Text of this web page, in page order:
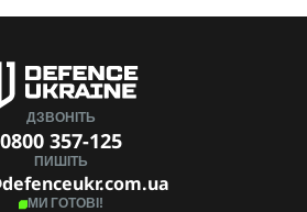
ДЗВОНІТЬ
0800 357-125
ПИШІТЬ
МИ ГОТОВІ!